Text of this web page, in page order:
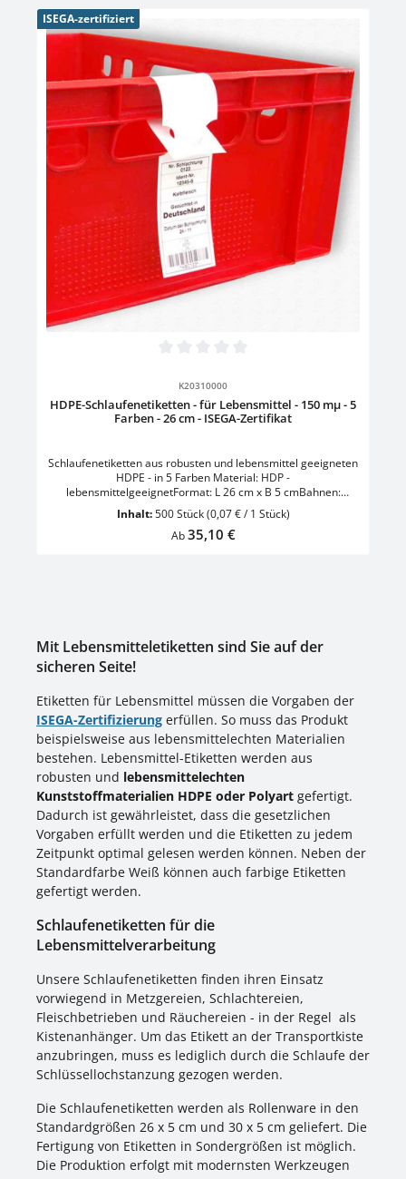
ISEGA-zertifiziert
K20310000
HDPE-Schlaufenetiketten - für Lebensmittel - 150 mµ - 5
Farben - 26 cm - ISEGA-Zertifikat
Schlaufenetiketten aus robusten und lebensmittel geeigneten
HDPE - in 5 Farben Material: HDP -
lebensmittelgeeignetFormat: L 26 cm x B 5 cmBahnen:
einbahnigKern: 50 mmStärke: 150 µLieferform: Rolle 1 VE = 1
Rolle mit 500 Etiketten
Inhalt:500 Stück(0,07 € / 1 Stück)
Regulärer Preis:
Ab35,10 €
Mit Lebensmitteletiketten sind Sie auf der
sicheren Seite!
Etiketten für Lebensmittel müssen die Vorgaben der
ISEGA-Zertifizierung erfüllen. So muss das Produkt
beispielsweise aus lebensmittelechten Materialien
bestehen. Lebensmittel-Etiketten werden aus
robusten und lebensmittelechten
Kunststoffmaterialien HDPE oder Polyart gefertigt.
Dadurch ist gewährleistet, dass die gesetzlichen
Vorgaben erfüllt werden und die Etiketten zu jedem
Zeitpunkt optimal gelesen werden können. Neben der
Standardfarbe Weiß können auch farbige Etiketten
gefertigt werden.
Schlaufenetiketten für die
Lebensmittelverarbeitung
Unsere Schlaufenetiketten finden ihren Einsatz
vorwiegend in Metzgereien, Schlachtereien,
Fleischbetrieben und Räuchereien - in der Regel als
Kistenanhänger. Um das Etikett an der Transportkiste
anzubringen, muss es lediglich durch die Schlaufe der
Schlüssellochstanzung gezogen werden.
Die Schlaufenetiketten werden als Rollenware in den
Standardgrößen 26 x 5 cm und 30 x 5 cm geliefert. Die
Fertigung von Etiketten in Sondergrößen ist möglich.
Die Produktion erfolgt mit modernsten Werkzeugen